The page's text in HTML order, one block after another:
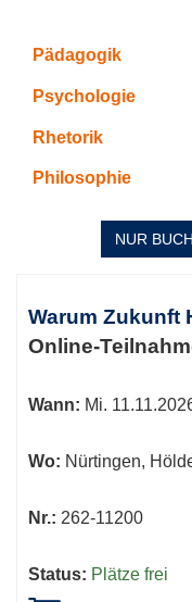
Pädagogik
Psychologie
Rhetorik
Philosophie
NUR
Tabellenüberschriften
sortiert
Warum Zukunft
Online-
Wann: Mi.
Wo: Nürtingen,
Nr.: 262-11200
Status: Plätze frei